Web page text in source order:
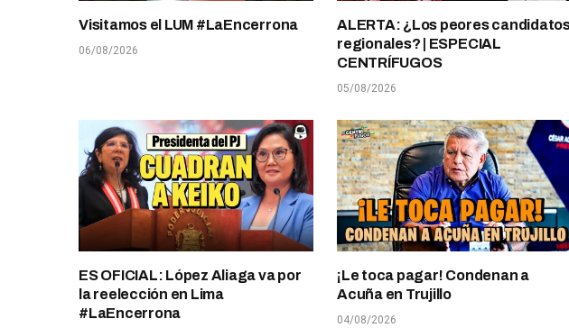
Visitamos el LUM #LaEncerrona
06/08/2026
ALERTA: ¿Los peores
regionales? | ESPECIAL
CENTRÍFUGOS
05/08/2026
ES OFICIAL: López Aliaga va por
la reelección en Lima
#LaEncerrona
¡Le toca pagar! Condenan a
Acuña en Trujillo
04/08/2026